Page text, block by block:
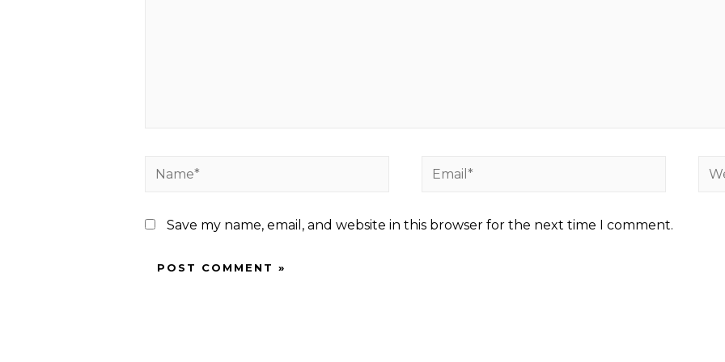
Name* Email*
Save my name, email, and website in this browser for the next time I comment.